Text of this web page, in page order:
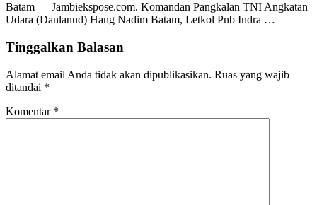
Batam — Jambiekspose.com. Komandan Pangkalan TNI Angkatan
Udara (Danlanud) Hang Nadim Batam, Letkol Pnb Indra …
Tinggalkan Balasan
Alamat email Anda tidak akan dipublikasikan. Ruas yang wajib
ditandai *
Komentar *